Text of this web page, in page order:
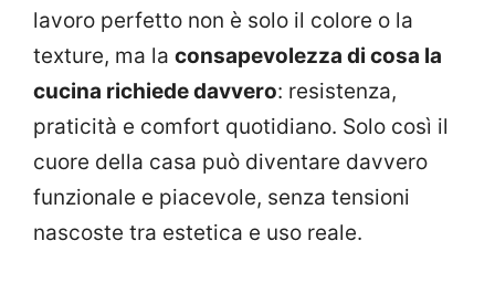
lavoro perfetto non è solo il colore o la
texture, ma la consapevolezza di cosa la
cucina richiede davvero: resistenza,
praticità e comfort quotidiano. Solo così il
cuore della casa può diventare davvero
funzionale e piacevole, senza tensioni
nascoste tra estetica e uso reale.